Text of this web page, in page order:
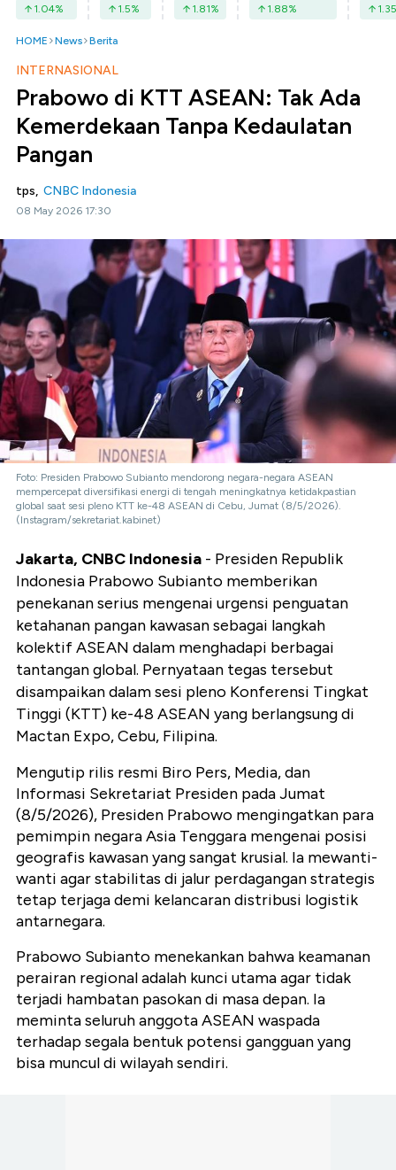
1.04% 1.5% 1.81% 1.88% 1.35
HOME News Berita
INTERNASIONAL
Prabowo di KTT ASEAN: Tak Ada
Kemerdekaan Tanpa Kedaulatan
Pangan
tps, CNBC Indonesia
08 May 2026 17:30
Foto: Presiden Prabowo Subianto mendorong negara-negara ASEAN
mempercepat diversifikasi energi di tengah meningkatnya ketidakpastian
global saat sesi pleno KTT ke-48 ASEAN di Cebu, Jumat (8/5/2026).
(Instagram/sekretariat.kabinet)
Jakarta, CNBC Indonesia - Presiden Republik
Indonesia Prabowo Subianto memberikan
penekanan serius mengenai urgensi penguatan
ketahanan pangan kawasan sebagai langkah
kolektif ASEAN dalam menghadapi berbagai
tantangan global. Pernyataan tegas tersebut
disampaikan dalam sesi pleno Konferensi Tingkat
Tinggi (KTT) ke-48 ASEAN yang berlangsung di
Mactan Expo, Cebu, Filipina.
Mengutip rilis resmi Biro Pers, Media, dan
Informasi Sekretariat Presiden pada Jumat
(8/5/2026), Presiden Prabowo mengingatkan para
pemimpin negara Asia Tenggara mengenai posisi
geografis kawasan yang sangat krusial. Ia mewanti-
wanti agar stabilitas di jalur perdagangan strategis
tetap terjaga demi kelancaran distribusi logistik
antarnegara.
Prabowo Subianto menekankan bahwa keamanan
perairan regional adalah kunci utama agar tidak
terjadi hambatan pasokan di masa depan. Ia
meminta seluruh anggota ASEAN waspada
terhadap segala bentuk potensi gangguan yang
bisa muncul di wilayah sendiri.